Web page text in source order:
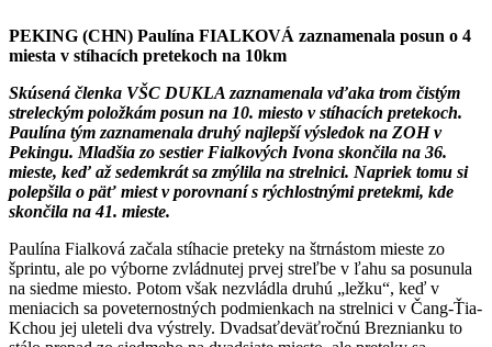
PEKING (CHN) Paulína FIALKOVÁ zaznamenala posun o 4
miesta v stíhacích pretekoch na 10km
Skúsená členka VŠC DUKLA zaznamenala vďaka trom čistým
streleckým položkám posun na 10. miesto v stíhacích pretekoch.
Paulína tým zaznamenala druhý najlepší výsledok na ZOH v
Pekingu. Mladšia zo sestier Fialkových Ivona skončila na 36.
mieste, keď až sedemkrát sa zmýlila na strelnici. Napriek tomu si
polepšila o päť miest v porovnaní s rýchlostnými pretekmi, kde
skončila na 41. mieste.
Paulína Fialková začala stíhacie preteky na štrnástom mieste zo
šprintu, ale po výborne zvládnutej prvej streľbe v ľahu sa posunula
na siedme miesto. Potom však nezvládla druhú „ležku“, keď v
meniacich sa poveternostných podmienkach na strelnici v Čang-Ťia-
Kchou jej uleteli dva výstrely. Dvadsaťdeväťročnú Breznianku to